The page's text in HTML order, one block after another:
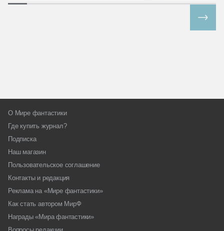
О Мире фантастики
Где купить журнал?
Подписка
Наш магазин
Пользовательское соглашение
Контакты и редакция
Реклама на «Мире фантастики»
Как стать автором МирФ
Награды «Мира фантастики»